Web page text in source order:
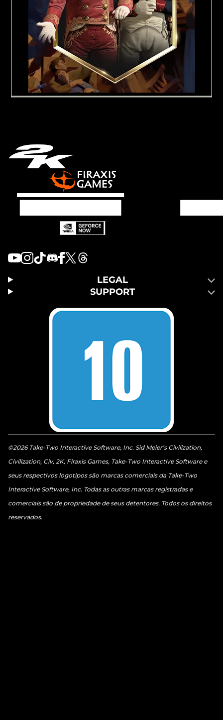
LEGAL
SUPPORT
©2026 Take-Two Interactive Software, Inc. Sid Meier’s Civilization,
Civilization, Civ, 2K, Firaxis Games, Take-Two Interactive Software e
seus respectivos logotipos são marcas comerciais da Take-Two
Interactive Software, Inc. Todas as outras marcas registradas e
comerciais são de propriedade de seus detentores. Todos os direitos
reservados.